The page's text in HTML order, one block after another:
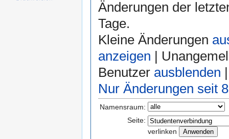
Änderungen der
Tage.
Kleine Änderungen
anzeigen |
Benutzer ausblenden
Nur Änderungen seit
Namensraum:
Seite:
verlinken